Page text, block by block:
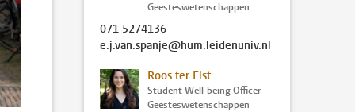
Geesteswetenschappen
071 5274136
e.j.van.spanje@hum.leidenuniv.nl
Roos ter Elst
Student Well-being Officer
Geesteswetenschappen